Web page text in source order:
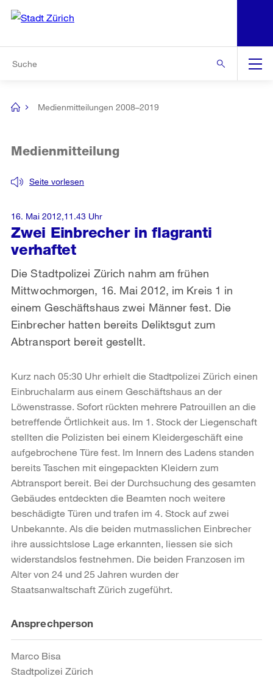
Navigation
[no
Medienmitteilungen 2008–2019
Zwei Einbrecher in flagranti
verhaftet
Seite vorlesen
Medienmitteilung
Die Stadtpolizei Zürich nahm am frühen
Mittwochmorgen, 16. Mai 2012, im Kreis 1 in
einem Geschäftshaus zwei Männer fest. Die
Einbrecher hatten bereits Deliktsgut zum
Abtransport bereit gestellt.
16. Mai 2012,11.43 Uhr
Kurz nach 05:30 Uhr erhielt die Stadtpolizei Zürich einen
Einbruchalarm aus einem Geschäftshaus an der
Löwenstrasse. Sofort rückten mehrere Patrouillen an die
betreffende Örtlichkeit aus. Im 1. Stock der Liegenschaft
stellten die Polizisten bei einem Kleidergeschäft eine
aufgebrochene Türe fest. Im Innern des Ladens standen
bereits Taschen mit eingepackten Kleidern zum
Abtransport bereit. Bei der Durchsuchung des gesamten
Gebäudes entdeckten die Beamten noch weitere
beschädigte Türen und trafen im 4. Stock auf zwei
Unbekannte. Als die beiden mutmasslichen Einbrecher
ihre aussichtslose Lage erkannten, liessen sie sich
widerstandslos festnehmen. Die beiden Franzosen im
Alter von 24 und 25 Jahren wurden der
Staatsanwaltschaft Zürich zugeführt.
Weitere
Informationen
Ansprechperson
Marco Bisa
Stadtpolizei Zürich